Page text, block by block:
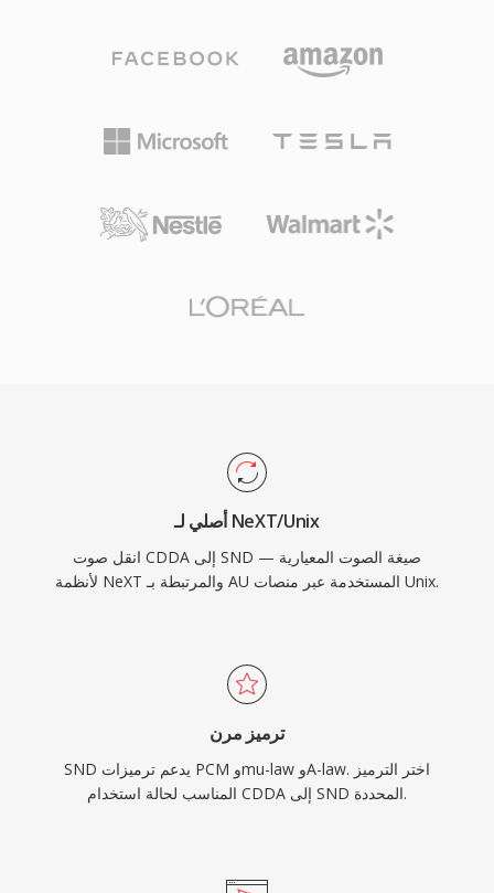
أصلي لـ NeXT/Unix
انقل صوت CDDA إلى SND — صيغة الصوت المعيارية
لأنظمة NeXT والمرتبطة بـ AU المستخدمة عبر منصات Unix.
ترميز مرن
SND يدعم ترميزات PCM وmu-law وA-law. اختر الترميز
المناسب لحالة استخدام CDDA إلى SND المحددة.